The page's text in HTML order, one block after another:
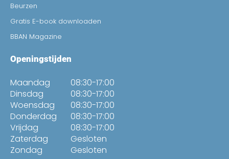
Beurzen
Gratis E-book downloaden
BBAN Magazine
Openingstijden
Maandag
Dinsdag
Woensdag
Donderdag
Vrijdag
Zaterdag
Zondag
08:30-17:00
08:30-17:00
08:30-17:00
08:30-17:00
08:30-17:00
Gesloten
Gesloten